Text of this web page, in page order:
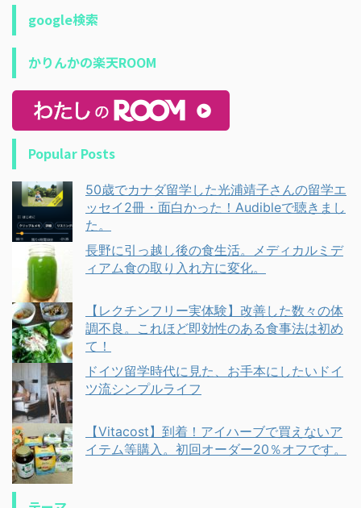
google検索
かりんかの楽天ROOM
Popular Posts
50歳でカナダ留学した光浦靖子さんの留学エ
ッセイ2冊・面白かった！Audibleで聴きまし
た。
長野に引っ越し後の食生活。メディカルミデ
ィアム食の取り入れ方に変化。
【レクチンフリー実体験】改善した数々の体
調不良。これほど即効性のある食事法は初め
て！
ドイツ留学時代に見た、お手本にしたいドイ
ツ流シンプルライフ
【Vitacost】到着！アイハーブで買えないア
イテム等購入。初回オーダー20％オフです。